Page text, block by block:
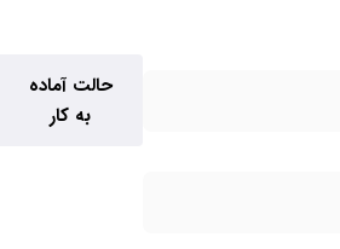
حالت آماده
به کار